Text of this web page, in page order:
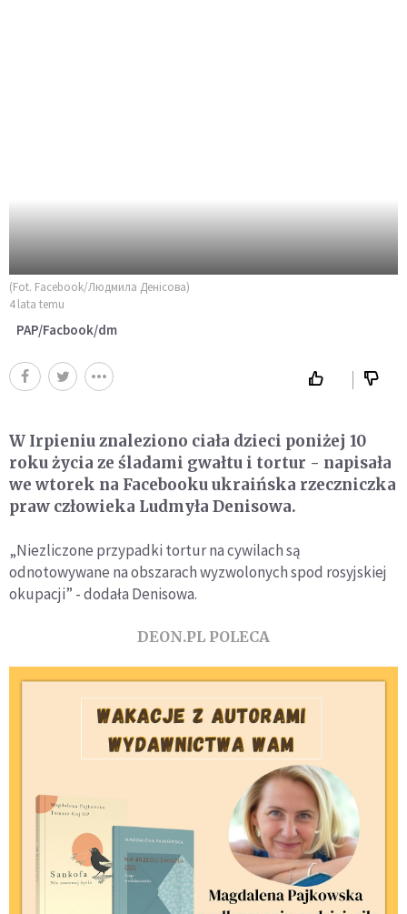
(Fot. Facebook/Людмила Денісова)
4 lata temu
PAP/Facbook/dm
W Irpieniu znaleziono ciała dzieci poniżej 10
roku życia ze śladami gwałtu i tortur - napisała
we wtorek na Facebooku ukraińska rzeczniczka
praw człowieka Ludmyła Denisowa.
„Niezliczone przypadki tortur na cywilach są
odnotowywane na obszarach wyzwolonych spod rosyjskiej
okupacji” - dodała Denisowa.
DEON.PL POLECA